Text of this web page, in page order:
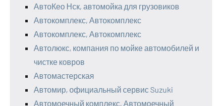
АвтоКео Нск, автомойка для грузовиков
Автокомплекс, Автокомплекс
Автокомплекс, Автокомплекс
Автолюкс, компания по мойке автомобилей и
чистке ковров
Автомастерская
Автомир, официальный сервис Suzuki
Автомоечный комплекс, Автомоечный